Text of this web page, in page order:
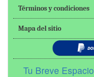
Términos y condiciones
Mapa del sitio
Tu Breve Espacio